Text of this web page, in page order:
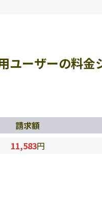
ユーザーの料金
請求額
11,583円